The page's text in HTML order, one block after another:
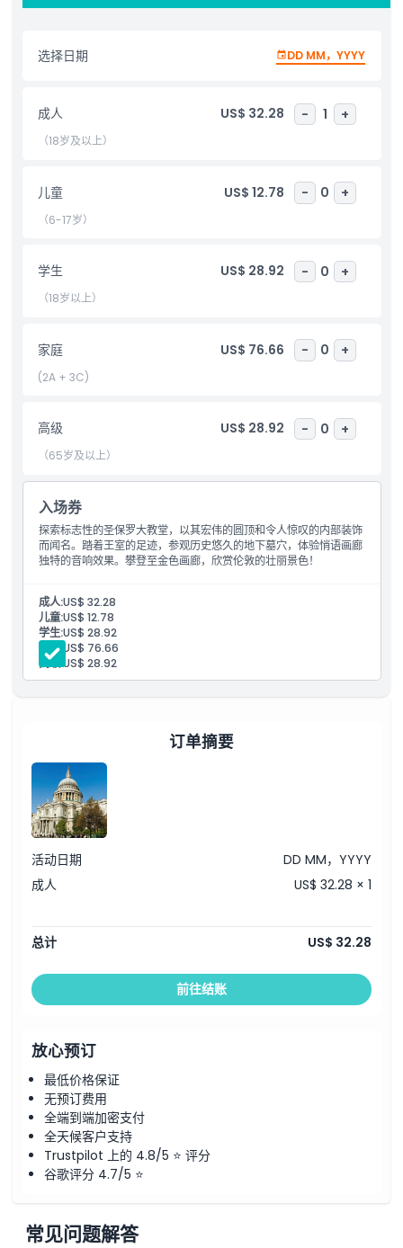
是伦敦必访的景点之一。今天就规划您的访问，体验圣保罗大教堂的
美丽。
亮点
儿童成人政策
排除项
需要了解的事项
位置
如何到达那里
如何兑换
取消政策
选择日期 DD MM，YYYY
成人 US$ 32.28 - 1 +
（18岁及以上）
儿童 US$ 12.78 - 0 +
（6-17岁）
学生 US$ 28.92 - 0 +
（18岁以上）
家庭 US$ 76.66 - 0 +
(2A + 3C)
高级 US$ 28.92 - 0 +
（65岁及以上）
入场券
探索标志性的圣保罗大教堂，以其宏伟的圆顶和令人惊叹的内部装饰
而闻名。踏着王室的足迹，参观历史悠久的地下墓穴，体验悄语画廊
独特的音响效果。攀登至金色画廊，欣赏伦敦的壮丽景色！
成人:US$ 32.28
儿童:US$ 12.78
学生:US$ 28.92
家庭: US$ 76.66
高级: US$ 28.92
订单摘要
活动日期
DD MM，YYYY
成人
US$ 32.28 × 1
总计 US$ 32.28
前往结账
放心预订
最低价格保证
无预订费用
全端到端加密支付
全天候客户支持
Trustpilot 上的 4.8/5 ⭐ 评分
谷歌评分 4.7/5 ⭐
常见问题解答